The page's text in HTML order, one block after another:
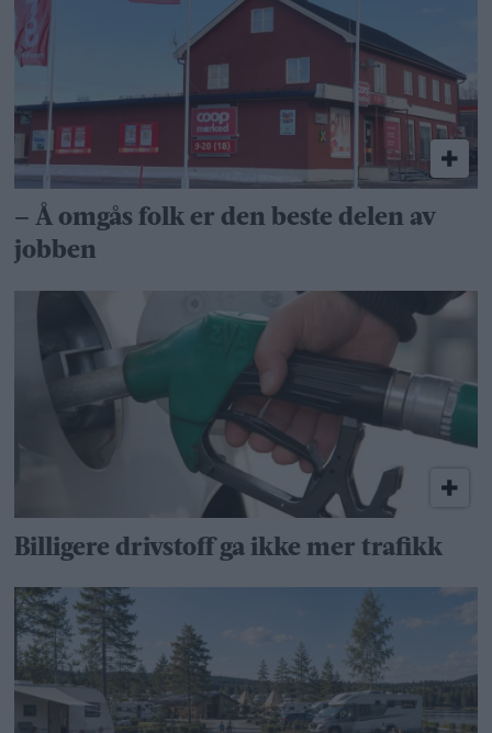
– Å omgås folk er den beste delen av
jobben
Billigere drivstoff ga ikke mer trafikk